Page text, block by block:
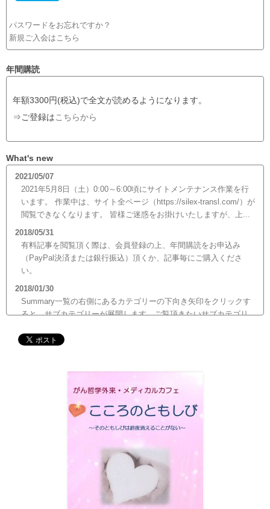
パスワードをお忘れですか？
新規ご入会はこちら
年間購読
年額3300円(税込)で全文が読めるようになります。
⇒ご登録は こちらから
What's new
2021/05/07
2021年5月8日（土）0:00～6:00頃にサイトメンテナンス作業を行
います。 作業中は、サイト全ページ（https://silex-transl.com/）が
閲覧できなくなります。 皆様ご迷惑をお掛けいたしますが、上...
2018/05/31
有料記事を閲覧頂く際は、会員登録の上、年間購読をお申込み
（PayPal決済または銀行振込）頂くか、記事毎にご購入くださ
い。
2018/01/30
Summary一覧の右側にあるカテゴリーの下向き矢印をクリックす
ると、サブカテゴリーが展開します。ご覧頂きたいサブカテゴリ
す。どうぞご利用ください。
12月21日（木）22:00～翌22日（金）10:00頃にサイトメンテナン
transl.com/）が閲覧できなくなります。 皆様ご迷惑をお掛けい
11月1日をもって組織を合同会社に改め、Silex Press合同会社を設
食は「地中海的」に?